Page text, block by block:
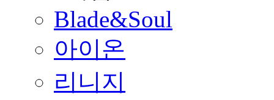
Blade&Soul
아이온
리니지